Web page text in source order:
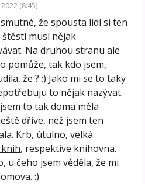
(8:45)
že spousta lidí si ten
musí nějak
Na druhou stranu ale
pomůže, tak kdo jsem,
že ? :) Jako mi se to taky
to nějak nazývat.
to tak doma měla
dříve, než jsem ten
Krb, útulno, velká
, respektive knihovna.
u čeho jsem věděla, že mi
:)